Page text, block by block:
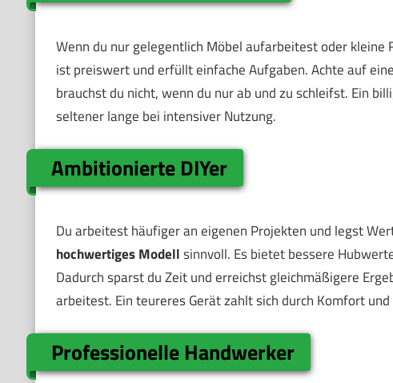
Wenn du nur gelegentlich Möbel aufarbeitest oder kleine
ist preiswert und erfüllt einfache Aufgaben. Achte auf
brauchst du nicht, wenn du nur ab und zu schleifst. Ein
seltener lange bei intensiver Nutzung.
Ambitionierte DIYer
Du arbeitest häufiger an eigenen Projekten und legst
hochwertiges Modellsinnvoll. Es bietet bessere
Dadurch sparst du Zeit und erreichst gleichmäßigere
arbeitest. Ein teureres Gerät zahlt sich durch Komfort
Professionelle Handwerker